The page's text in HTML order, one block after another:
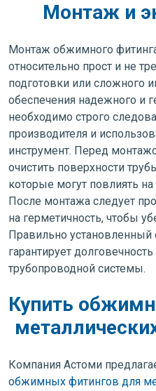
Монтаж и
Монтаж обжимного
относительно прост и не
подготовки или сложного
обеспечения надежного и
необходимо строго
производителя и
инструмент. Перед
очистить поверхности
которые могут повлиять
После монтажа следует
на герметичность, чтобы
Правильно
гарантирует
трубопроводной системы.
Купить
Компания Астоми
обжимных фитингов для